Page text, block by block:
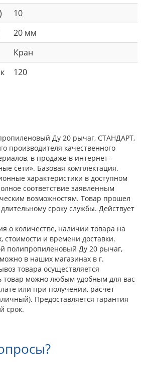
10
20 мм
Кран
120
Ду 20 рычаг, СТАНДАРТ,
производителя качественного
в продаже в интернет-
сети». Базовая комплектация.
характеристики в доступном
соответствие заявленным
возможностям. Товар прошел
сроку службы. Действует
о количестве, наличии товара на
стоимости и времени доставки.
полипропиленовый Ду 20 рычаг,
в наших магазинах в г.
товара осуществляется
товар можно любым удобным для вас
или при получении, расчет
Предоставляется гарантия
срок.